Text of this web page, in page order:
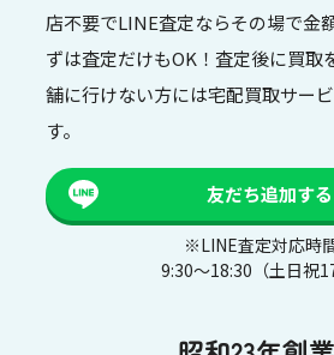
店不要でLINE査定ならその場で金
ずは査定だけもOK！査定後に買取
舗に行けない方には宅配買取サー
す。
友だち追加する
※LINE査定対応時
9:30〜18:30（土日祝